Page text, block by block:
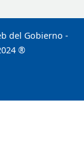
del Gobierno -
®